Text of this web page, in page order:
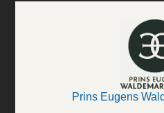
Prins Eugens